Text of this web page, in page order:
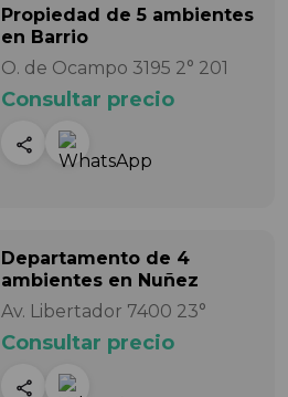
Propiedad de 5 ambientes
en Barrio
O. de Ocampo 3195 2° 201
Consultar precio
Departamento de 4
ambientes en Nuñez
Av. Libertador 7400 23°
Consultar precio